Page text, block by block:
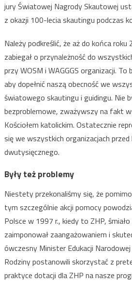
jury Światowej Nagrody Skautowej
z okazji 100-lecia skautingu podczas
Należy podkreślić, że aż do końca
zabiegał o przynależność do
przy WOSM i WAGGGS organizacji. To
aby dopełnić naszą obecność we
światowego skautingu i guidingu. Nie
bezproblemowe, zważywszy na fakt
Kościołem katolickim. Ostatecznie
się we wszystkich organizacjach przed
dwutysięcznego.
Były też problemy
Niestety przekonaliśmy się, że
tym szczególnie akcji pomocy
Polsce w 1997 r., kiedy to ZHP,
zaimponował zaangażowaniem i
ówczesny Minister Edukacji Narodowej
Rodziny postanowili skorzystać z
praktyce dotacji dla ZHP na nasze